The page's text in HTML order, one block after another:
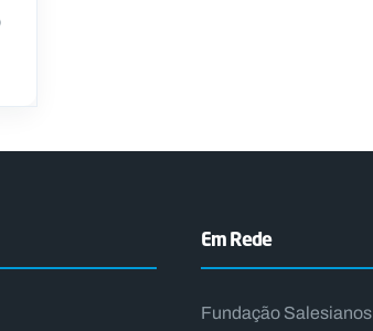
Em Rede
Fundação Salesianos